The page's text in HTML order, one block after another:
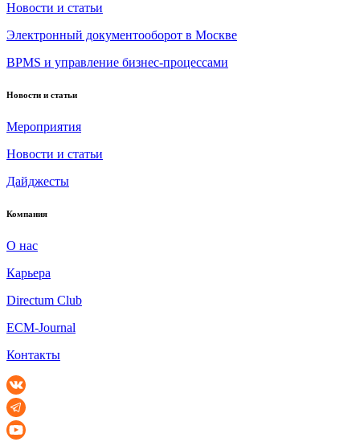
Новости и статьи
Электронный документооборот в Москве
BPMS и управление бизнес-процессами
Новости и статьи
Мероприятия
Новости и статьи
Дайджесты
Компания
О нас
Карьера
Directum Club
ECM-Journal
Контакты